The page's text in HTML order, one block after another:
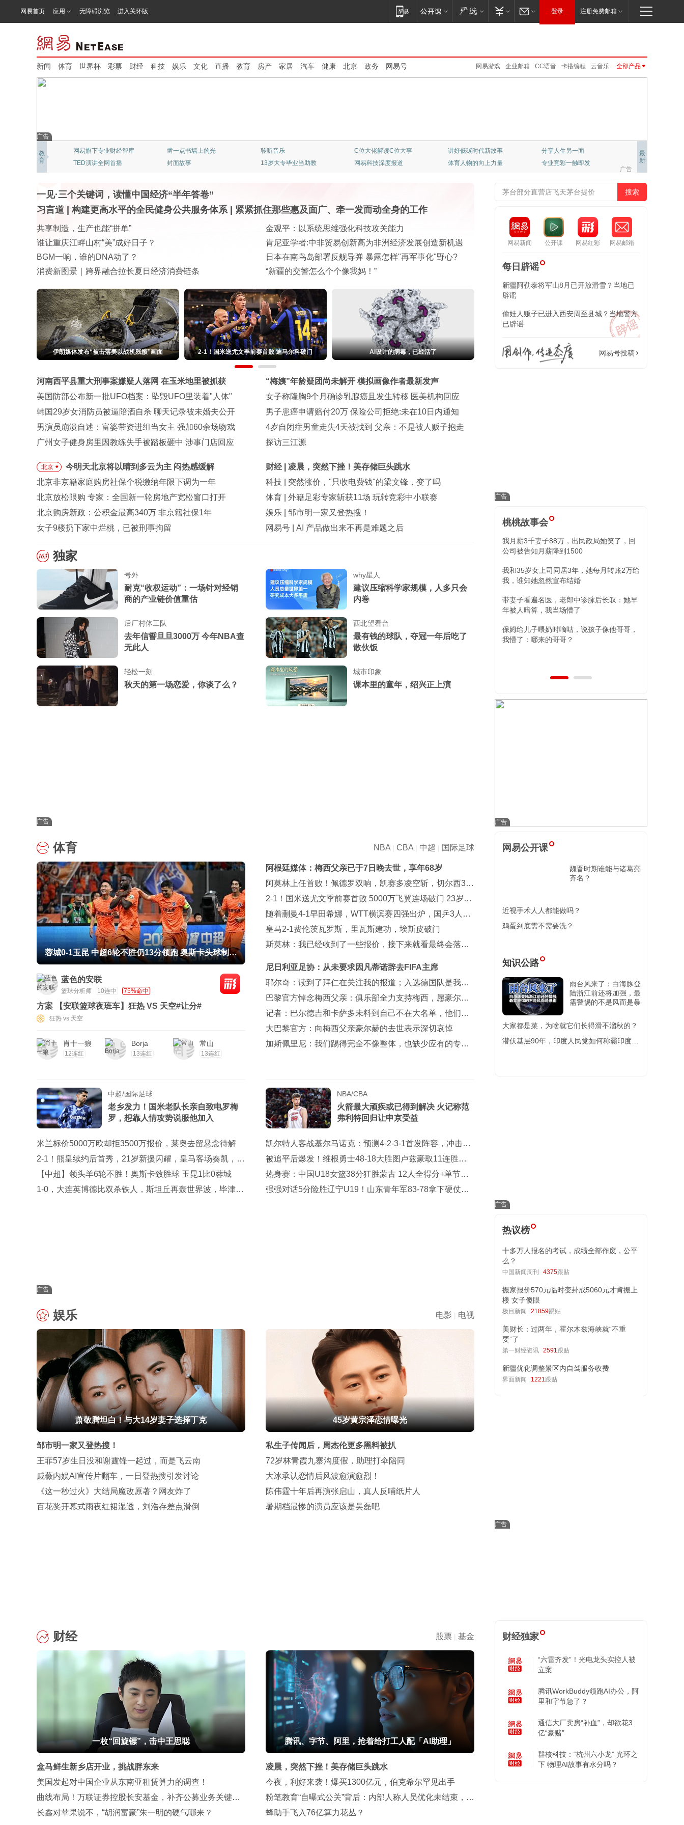
网易首页 应用 无障碍浏览 进入关怀版 登录 注册免费邮箱
新闻 体育 世界杯 彩票 财经 科技 娱乐 文化 直播 教育 房产 家居 汽车 健康 北京 政务 网易号 云音乐
卡搭编程
CC语音
企业邮箱
网易游戏
网易云游戏
网易红彩
免费邮
网易亲时光
伏羲
全部产品
大话2 梦幻西游手游
大唐无双
率士之滨
哈利波特.魔法觉醒
天下手游
明日之后
逆水寒
广告
教
育
最
新
网易新闻：猫头鹰视频
“清流”穿越迷雾
北京大学：精品公开课
《态℃》网易科技频道
清华大学：大师云集
专业竞彩一触即发
不止是看客
《我的爸爸是条龙》
顶级学府：哈佛大学课程
红彩，只做专业预测
置业推荐
网易非虚构写作平台
广告
一见·三个关键词，读懂中国经济“半年答卷”
习言道 |构建更高水平的全民健身公共服务体系| 紧紧抓住那些惠及面广、牵一发而动全身的工作
共享制造，生产也能“拼单”
谁让重庆江畔山村“美”成好日子？
BGM一响，谁的DNA动了？
消费新图景｜跨界融合拉长夏日经济消费链条
金观平：以系统思维强化科技攻关能力
肯尼亚学者:中非贸易创新高为非洲经济发展创造新机遇
日本在南鸟岛部署反舰导弹 暴露怎样"再军事化"野心?
“新疆的交警怎么个个像我妈！”
刘浩存一席红裙 乌黑长发如瀑布垂下 华为乾崑+大六座 星海V6预售8.99万元起 伊朗媒体发布“被击落美以战机残骸”画面
网易新闻 公开课 网易红彩 网易邮箱
每日辟谣
新疆阿勒泰将军山8月已开放滑雪？当地已
辟谣
偷娃人贩子已进入西安周至县城？当地警方
已辟谣
网易号投稿
河南西平县重大刑事案嫌疑人落网 在玉米地里被抓获
美国防部公布新一批UFO档案：坠毁UFO里装着"人体"
韩国29岁女消防员被逼陪酒自杀 聊天记录被未婚夫公开
男演员崩溃自述：富婆带资进组当女主 强加60余场吻戏
广州女子健身房里因教练失手被踏板砸中 涉事门店回应
“梅姨”年龄疑团尚未解开 模拟画像作者最新发声
女子称隆胸9个月确诊乳腺癌且发生转移 医美机构回应
男子患癌申请赔付20万 保险公司拒绝:未在10日内通知
4岁自闭症男童走失4天被找到 父亲：不是被人贩子抱走
探访三江源
北京
今明天北京将以晴到多云为主 闷热感缓解
北京非京籍家庭购房社保个税缴纳年限下调为一年
北京放松限购 专家：全国新一轮房地产宽松窗口打开
北京购房新政：公积金最高340万 非京籍社保1年
女子9楼扔下家中烂桃，已被刑事拘留
财经
凌晨，突然下挫！美存储巨头跳水
科技
突然涨价，"只收电费钱"的梁文锋，变了吗
体育
外籍足彩专家斩获11场 玩转竞彩中小联赛
娱乐
邹市明一家又登热搜！
网易号
AI 产品做出来不再是难题之后
独家
号外
耐克“收权运动”：一场针对经销
商的产业链价值重估
why星人
建议压缩科学家规模，人多只会
内卷
后厂村体工队
去年信誓旦旦3000万 今年NBA查
无此人
西北望看台
最有钱的球队，夺冠一年后吃了
散伙饭
轻松一刻
秋天的第一场恋爱，你谈了么？
城市印象
课本里的童年，绍兴正上演
广告
桃桃故事会
我月薪3千妻子88万，出民政局她笑了，回
公司被告知月薪降到1500
我和35岁女上司同居3年，她每月转账2万给
我，谁知她忽然宣布结婚
带妻子看遍名医，老郎中诊脉后长叹：她早
年被人暗算，我当场懵了
保姆给儿子喂奶时嘀咕，说孩子像他哥哥，
我懵了：哪来的哥哥？
体育 NBA | CBA | 中超 | 国际足球
蓉城0-1玉昆 中超6轮不胜仍13分领跑 奥斯卡头球制胜
蓝色的安联
篮球分析师 10连中 75%命中
方案 【安联篮球夜班车】狂热 VS 天空#让分#
狂热 vs 天空
肖十一狼
12连红
Borja
13连红
常山
13连红
阿根廷媒体：梅西父亲已于7日晚去世，享年68岁
阿莫林上任首败！佩德罗双响，凯赛多凌空斩，切尔西3-0
大胜AC米兰
2-1！国米送尤文季前赛首败 5000万飞翼连场破门 23岁奇
兵替补建功
随着蒯曼4-1早田希娜，WTT横滨赛四强出炉，国乒3人围
剿张本美和
皇马2-1费伦茨瓦罗斯，里瓦斯建功，埃斯皮破门
斯莫林：我已经收到了一些报价，接下来就看最终会落脚
尼日利亚足协：从未要求因凡蒂诺辞去FIFA主席
耶尔奇：读到了拜仁在关注我的报道；入选德国队是我的
目标
巴黎官方悼念梅西父亲：俱乐部全力支持梅西，愿豪尔赫
安息
记者：巴尔德吉和卡萨多未料到自己不在大名单，他们被
临时通知
大巴黎官方：向梅西父亲豪尔赫的去世表示深切哀悼
加斯佩里尼：我们踢得完全不像整体，也缺少应有的专注
中超/国际足球
老乡发力！国米老队长亲自致电罗梅
罗，想靠人情攻势说服他加入
米兰标价5000万欧却拒3500万报价，莱奥去留悬念待解
2-1！熊皇续约后首秀，21岁新援闪耀，皇马客场奏凯，穆
里尼奥3场不败
【中超】领头羊6轮不胜！奥斯卡致胜球 玉昆1比0蓉城
1-0，大连英博德比双杀铁人，斯坦丘再轰世界波，毕津浩
NBA/CBA
火箭最大顽疾或已得到解决 火记称范
弗利特回归让申京受益
凯尔特人客战基尔马诺克：预测4-2-3-1首发阵容，冲击联
赛两连胜
被追平后爆发！维根勇士48-18大胜图卢兹豪取11连胜登
顶第二
热身赛：中国U18女篮38分狂胜蒙古 12人全得分+单节只
丢5分
强强对话5分险胜辽宁U19！山东青年军83‑78拿下硬仗，
广告
娱乐 电影 | 电视
萧敬腾坦白！与大14岁妻子选择丁克
邹市明一家又登热搜！
王菲57岁生日没和谢霆锋一起过，而是飞云南
戚薇内娱AI宣传片翻车，一日登热搜引发讨论
《这一秒过火》大结局魔改原著？网友炸了
百花奖开幕式雨夜红裙湿透，刘浩存差点滑倒
45岁黄宗泽恋情曝光
私生子传闻后，周杰伦更多黑料被扒
72岁林青霞九寨沟度假，助理打伞陪同
大冰承认恋情后风波愈演愈烈！
陈伟霆十年后再演张启山，真人反哺纸片人
暑期档最惨的演员应该是吴磊吧
网易公开课
魏晋时期谁能与诸葛亮
齐名？
近视手术人人都能做吗？
鸡蛋到底需不需要洗？
知识公路
雨台风来了：白海豚登
陆浙江前还将加强，最
需警惕的不是风而是暴
大家都是菜，为啥就它们长得滑不溜秋的？
潜伏基层90年，印度人民党如何称霸印度政
热议榜
十多万人报名的考试，成绩全部作废，公平
么？
中国新闻周刊 4375跟贴
搬家报价570元临时变卦成5060元才肯搬上
楼 女子傻眼
极目新闻 21859跟贴
美财长：过两年，霍尔木兹海峡就“不重
要”了
第一财经资讯 2591跟贴
新疆优化调整景区内自驾服务收费
界面新闻 1221跟贴
财经 股票 | 基金
一枚“回旋镖”，击中王思聪 腾讯、字节、阿里，抢着给打工人配「AI助理」
盒马鲜生新乡店开业，挑战胖东来
凌晨，突然下挫！美存储巨头跳水
美国发起对中国企业从东南亚租赁算力的调查！
今夜，利好来袭！爆买1300亿元，伯克希尔罕见出手
曲线布局！万联证券控股长安基金，补齐公募业务关键拼
图
粉笔教育“自曝式公关”背后：内部人称人员优化未结束，调
整不能一两个月完成
长鑫对苹果说不，“胡润富豪”朱一明的硬气哪来？ 蜂助手飞入76亿算力花丛？
财经独家
“六雷齐发”！光电龙头实控人被
立案
腾讯WorkBuddy领跑AI办公，阿
里和字节急了？
通信大厂卖房“补血”，却欲花3
亿“豪赌”
群核科技：“杭州六小龙” 光环之
下 物理AI故事有水分吗？